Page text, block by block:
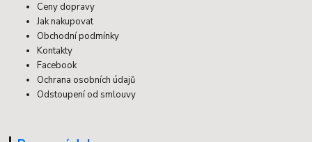
Ceny dopravy
Jak nakupovat
Obchodní podmínky
Kontakty
Facebook
Ochrana osobních údajů
Odstoupení od smlouvy